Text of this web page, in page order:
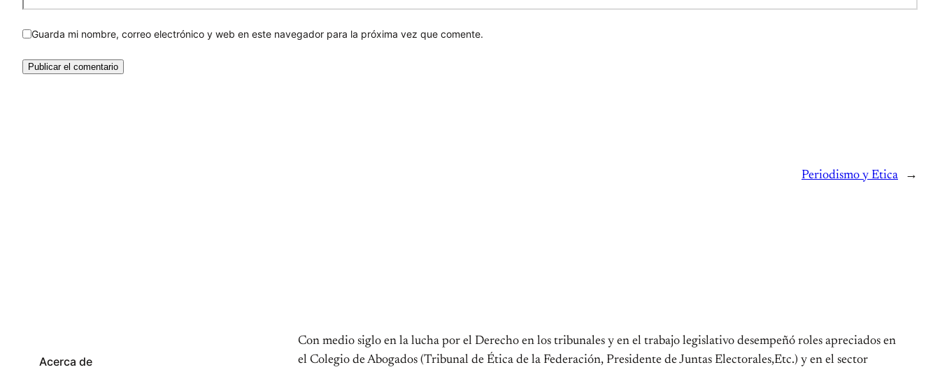
Guarda mi nombre, correo electrónico y web en este navegador para la próxima vez que comente.
Periodismo y Etica →
Acerca de
Con medio siglo en la lucha por el Derecho en los tribunales y en el trabajo legislativo desempeñó roles apreciados en
el Colegio de Abogados (Tribunal de Ética de la Federación, Presidente de Juntas Electorales,Etc.) y en el sector